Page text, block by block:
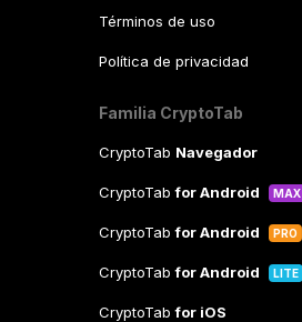
Términos de uso
Política de privacidad
Familia CryptoTab
CryptoTab Navegador
CryptoTabfor Android MAX
CryptoTabfor Android PRO
CryptoTabfor Android LITE
CryptoTabfor iOS